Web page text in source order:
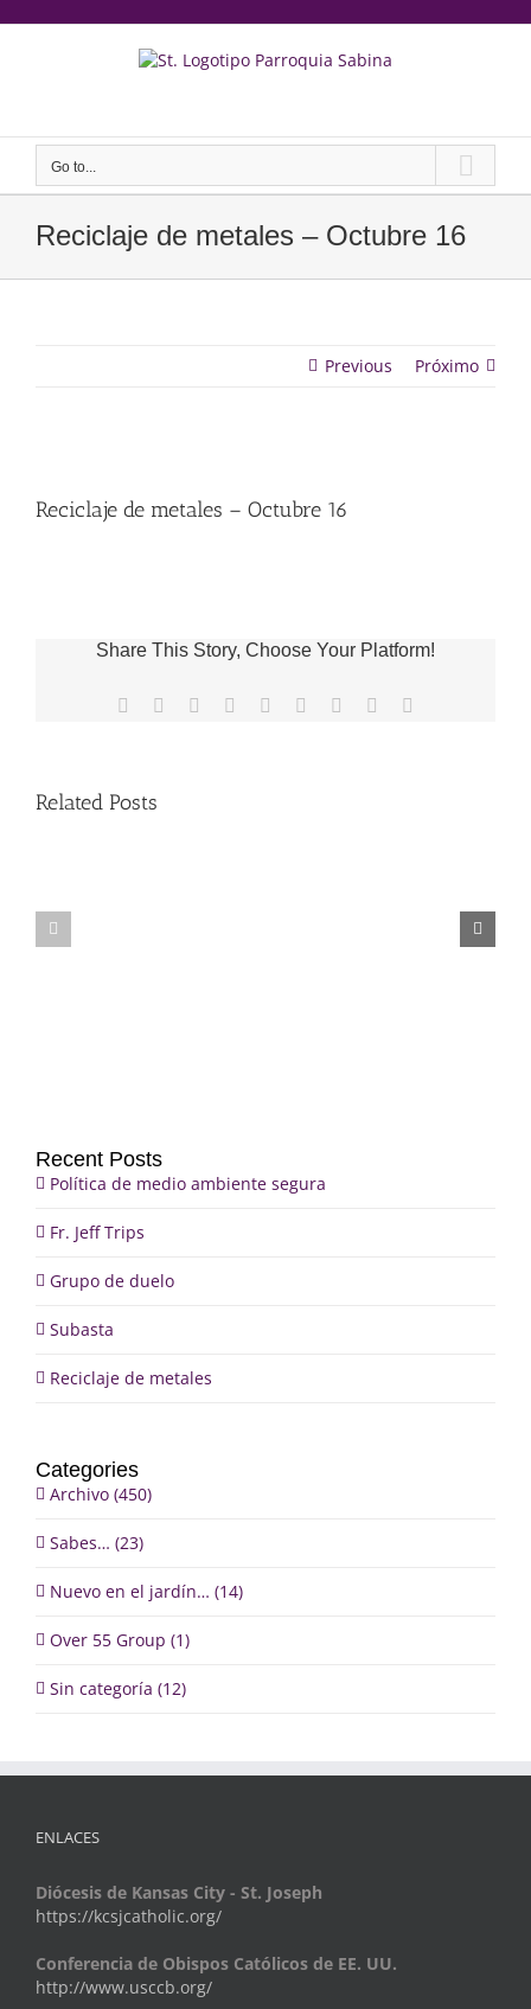
Go to...
Reciclaje de metales – Octubre 16
Previous Próximo
más
Reciclaje de metales – Octubre 16
Share This Story, Choose Your Platform!
Facebook Reddit LinkedInWhatsApp
TumblrPinterest
Related Posts
Recent Posts
Política de medio ambiente segura
Fr. Jeff Trips
Grupo de duelo
Subasta
Reciclaje de metales
Categories
Archivo (450)
Sabes… (23)
Nuevo en el jardín… (14)
Over 55 Group (1)
Sin categoría (12)
ENLACES
Diócesis de Kansas City - St. Joseph
https://kcsjcatholic.org/
Conferencia de Obispos Católicos de EE. UU.
http://www.usccb.org/